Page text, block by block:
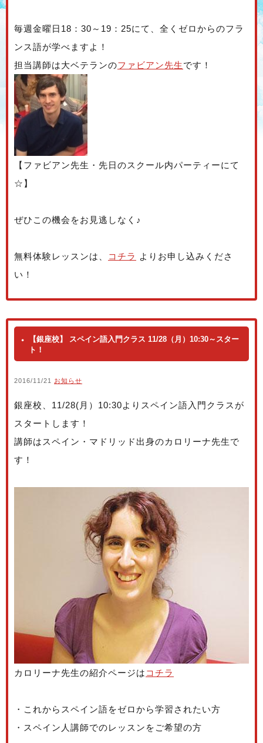
毎週金曜日18：30～19：25にて、全くゼロからのフラ
ンス語が学べますよ！
担当講師は大ベテランのファビアン先生です！
【ファビアン先生・先日のスクール内パーティーにて
☆】
ぜひこの機会をお見逃しなく♪
無料体験レッスンは、 コチラ よりお申し込みくださ
い！
【銀座校】 スペイン語入門クラス 11/28（月）10:30～スター
ト！
2016/11/21 お知らせ
銀座校、11/28(月）10:30よりスペイン語入門クラスが
スタートします！
講師はスペイン・マドリッド出身のカロリーナ先生で
す！
カロリーナ先生の紹介ページは コチラ
・これからスペイン語をゼロから学習されたい方
・スペイン人講師でのレッスンをご希望の方